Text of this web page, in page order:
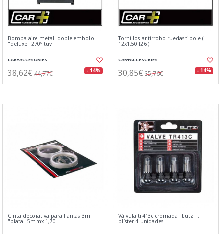
Bomba aire metal. doble embolo
"deluxe" 270º tüv
CAR+ACCESORIES
38,62€ 44,77€ - 14%
Tornillos antirrobo ruedas tipo e (
12x1.50 l26 )
CAR+ACCESORIES
30,85€ 35,76€ - 14%
Cinta decorativa para llantas 3m
"plata" 5mmx 1,70
Válvula tr413c cromada "butzi".
blíster 4 unidades.